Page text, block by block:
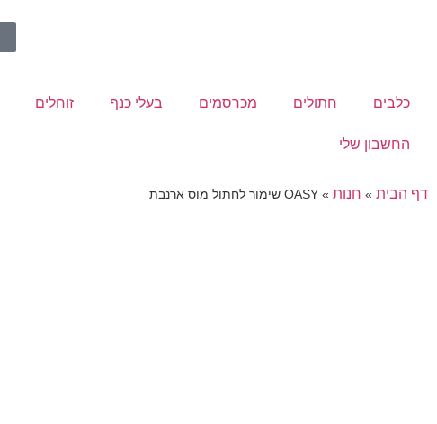
כלבים חתולים מכרסמים בעלי כנף זוחלים
החשבון שלי
דף הבית » חנות » OASY שימור לחתול מוס ארנבת